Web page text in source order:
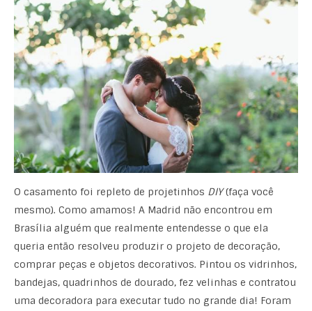
O casamento foi repleto de projetinhos DIY(faça você
mesmo). Como amamos! A Madrid não encontrou em
Brasília alguém que realmente entendesse o que ela
queria então resolveu produzir o projeto de decoração,
comprar peças e objetos decorativos. Pintou os vidrinhos,
bandejas, quadrinhos de dourado, fez velinhas e contratou
uma decoradora para executar tudo no grande dia! Foram